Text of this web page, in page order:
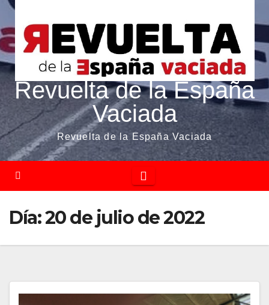
Revuelta de la España
Vaciada
Revuelta de la España Vaciada
Día:20 de julio de 2022